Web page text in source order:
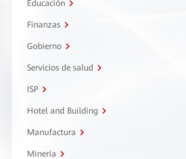
Educación
Finanzas
Gobierno
Servicios de salud
ISP
Hotel and Building
Manufactura
Minería